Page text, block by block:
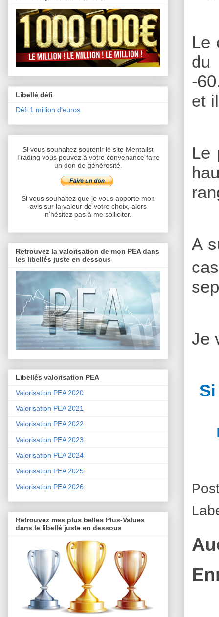
Le
du
-
et
Le
A
Je
Libellé défi
Défi 1 million d'euros
Si vous souhaitez soutenir le site Mentalist
Trading vous pouvez à votre convenance faire
un don de générosité.
Si vous souhaitez que je vous apporte mon
avis sur la valeur de votre choix, alors
n’hésitez pas à me solliciter.
Retrouvez la valorisation de mon PEA dans
les libellés juste en dessous
Libellés valorisation PEA
Valorisation PEA 2020
Valorisation PEA 2021
Valorisation PEA 2022
Valorisation PEA 2023
Valorisation PEA 2024
Valorisation PEA 2025
Valorisation PEA 2026
Retrouvez mes plus belles Plus-Values
dans le libellé juste en dessous